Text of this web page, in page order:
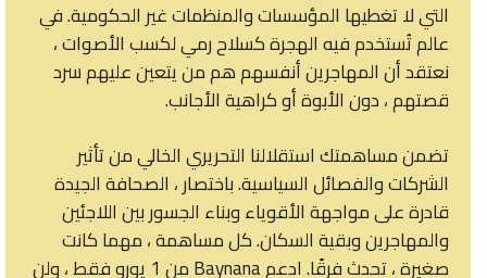
التي لا تغطيها المؤسسات والمنظمات غير الحكومية. في
عالم تُستخدم فيه الهجرة كسلاح رمي لكسب الأصوات ،
نعتقد أن المهاجرين أنفسهم هم من يتعين عليهم سرد
قصتهم ، دون الأبوة أو كراهية الأجانب.
تضمن مساهمتك استقلالنا التحريري الخالي من تأثير
الشركات والفصائل السياسية. باختصار ، الصحافة الجيدة
قادرة على مواجهة الأقوياء وبناء الجسور بين اللاجئين
والمهاجرين وبقية السكان. كل مساهمة ، مهما كانت
صغيرة ، تحدث فرقًا. ادعم Baynana من 1 يورو فقط ، ولن